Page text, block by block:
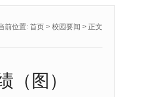
前位置: 首页 > 校园要闻 > 正文
（图）